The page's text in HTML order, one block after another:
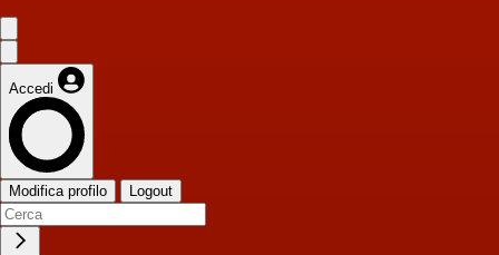
Accedi
Modifica profilo Logout